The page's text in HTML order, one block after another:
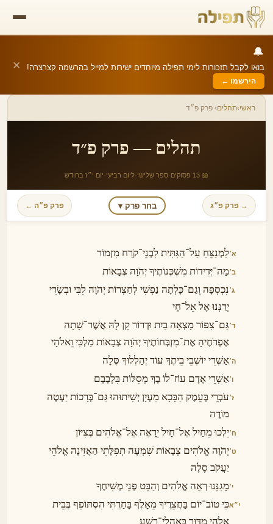
🔔
בואו לקבל תזכורות לימי תפילה מיוחדים ישירות למייל בהרשמה קצרצרה!
הירשמו ←
✕
ראשי›תהלים› פרק פ״ד
תהלים — פרק פ״ד
📖 13 פסוקים ·ספר שלישי ·ליום רביעי ·יום י״ז בחודש
→ פרק פ״ג בחר פרק ▾ פרק פ״ה ←
א׳לַמְנַצֵּחַ עַל־הַגִּתִּית לִבְנֵי־קֹרַח מִזְמוֹר
ב׳מַה־יְּדִידוֹת מִשְׁכְּנוֹתֶיךָ יְהֹוָה צְבָאוֹת
ג׳נִכְסְפָה וְגַם־כָּלְתָה נַפְשִׁי לְחַצְרוֹת יְהֹוָה לִבִּי וּבְשָׂרִי
יְרַנְּנוּ אֶל אֵל־חָי
ד׳גַּם־צִפּוֹר מָצְאָה בַיִת וּדְרוֹר קֵן לָהּ אֲשֶׁר־שָׁתָה
אֶפְרֹחֶיהָ אֶת־מִזְבְּחוֹתֶיךָ יְהֹוָה צְבָאוֹת מַלְכִּי וֵאלֹהָי
ה׳אַשְׁרֵי יוֹשְׁבֵי בֵיתֶךָ עוֹד יְהַלְלוּךָ סֶּלָה
ו׳אַשְׁרֵי אָדָם עוֹז־לוֹ בָךְ מְסִלּוֹת בִּלְבָבָם
ז׳עֹבְרֵי בְּעֵמֶק הַבָּכָא מַעְיָן יְשִׁיתוּהוּ גַּם־בְּרָכוֹת יַעְטֶה
מוֹרֶה
ח׳יֵלְכוּ מֵחַיִל אֶל־חָיִל יֵרָאֶה אֶל־אֱלֹהִים בְּצִיּוֹן
ט׳יְהֹוָה אֱלֹהִים צְבָאוֹת שִׁמְעָה תְפִלָּתִי הַאֲזִינָה אֱלֹהֵי
יַעֲקֹב סֶלָה
י׳מָגִנֵּנוּ רְאֵה אֱלֹהִים וְהַבֵּט פְּנֵי מְשִׁיחֶךָ
י״אכִּי טוֹב־יוֹם בַּחֲצֵרֶיךָ מֵאָלֶף בָּחַרְתִּי הִסְתּוֹפֵף בְּבֵית
אֱלֹהַי מִדּוּר בְּאׇהֳלֵי־רֶשַׁע